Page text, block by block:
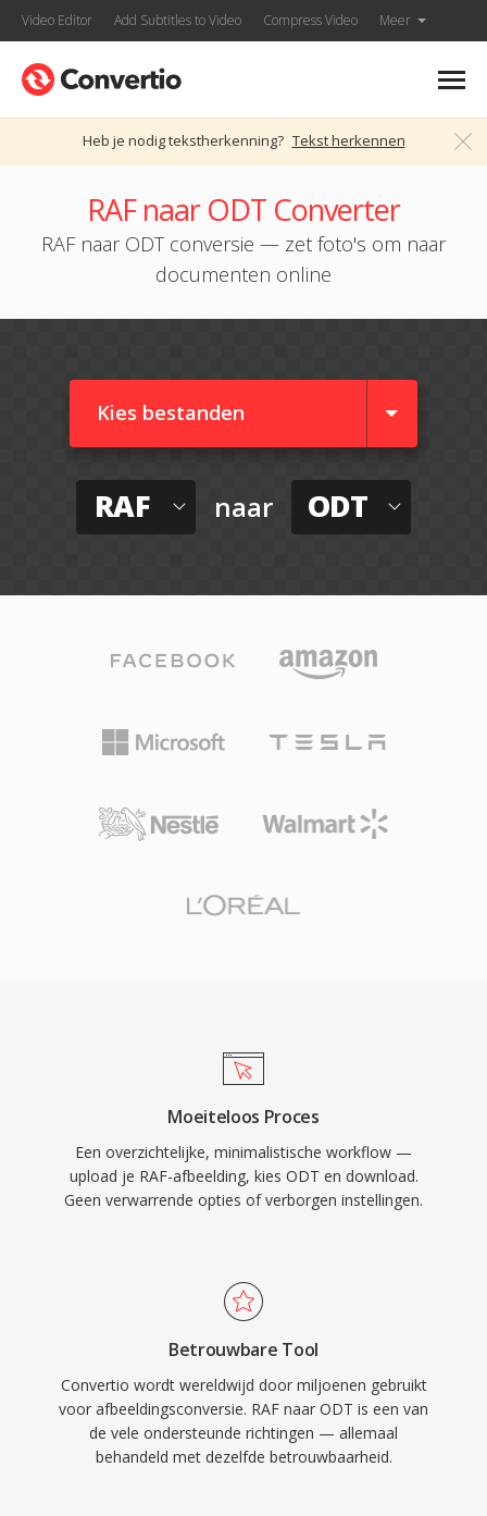
Video Editor Add Subtitles to Video Compress Video Meer
Heb je nodig tekstherkenning? Tekst herkennen
RAF naar ODT Converter
RAF naar ODT conversie — zet foto's om naar
documenten online
Kies bestanden
RAF naar ODT
Moeiteloos Proces
Een overzichtelijke, minimalistische workflow —
upload je RAF-afbeelding, kies ODT en download.
Geen verwarrende opties of verborgen instellingen.
Betrouwbare Tool
Convertio wordt wereldwijd door miljoenen gebruikt
voor afbeeldingsconversie. RAF naar ODT is een van
de vele ondersteunde richtingen — allemaal
behandeld met dezelfde betrouwbaarheid.